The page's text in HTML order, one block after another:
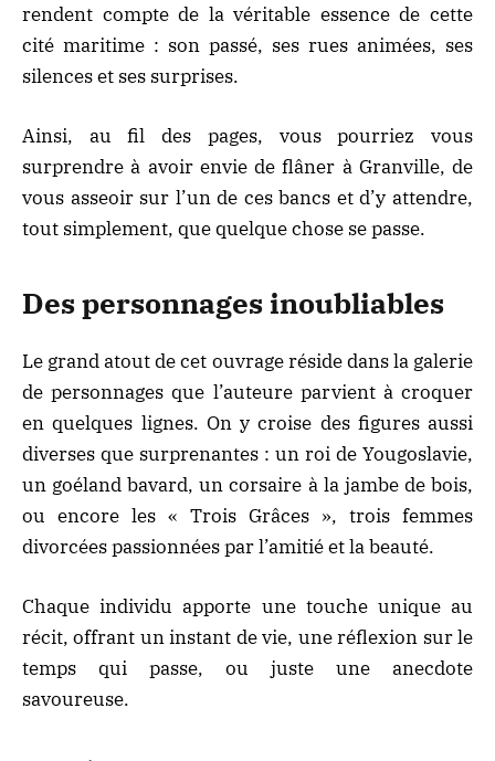
rendent compte de la véritable essence de cette
cité maritime : son passé, ses rues animées, ses
silences et ses surprises.
Ainsi, au fil des pages, vous pourriez vous
surprendre à avoir envie de flâner à Granville, de
vous asseoir sur l’un de ces bancs et d’y attendre,
tout simplement, que quelque chose se passe.
Des personnages inoubliables
Le grand atout de cet ouvrage réside dans la galerie
de personnages que l’auteure parvient à croquer
en quelques lignes. On y croise des figures aussi
diverses que surprenantes : un roi de Yougoslavie,
un goéland bavard, un corsaire à la jambe de bois,
ou encore les « Trois Grâces », trois femmes
divorcées passionnées par l’amitié et la beauté.
Chaque individu apporte une touche unique au
récit, offrant un instant de vie, une réflexion sur le
temps qui passe, ou juste une anecdote
savoureuse.